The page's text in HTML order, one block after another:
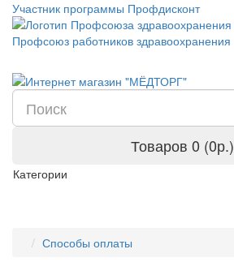
Участник программы Профдисконт
Профсоюз работников здравоохранения
Товаров 0 (0р.)
Категории
Способы оплаты